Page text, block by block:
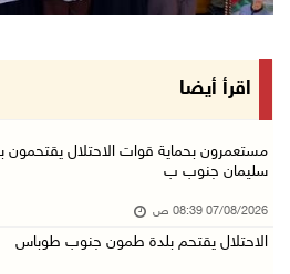
وزير الداخلية يبحث مع مكافحة
رئيس بلدية الخليل يطلع وفدا أميركيا
06/آب/2026 09:17 م
إصابة مسن بجروح ورضوض إثر اعتداء
اقرأ أيضا
مستعمرون بحماية قوات الاحتلال يقتحمون
سليمان جنوب ب
07/08/2026 08:39 ص
الاحتلال يقتحم بلدة طمون جنوب طوباس